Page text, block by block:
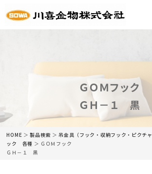
ＧＯＭフック
ＧＨ－１ 黒
会社情報
商品情報
カタログ
HOME ＞製品検索 ＞ 吊金具（フック・収納フック・ピクチャ
ック 各種 ＞ ＧＯＭフック
ＧＨ－１ 黒